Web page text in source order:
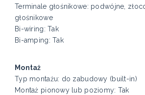
Terminale głośnikowe: podwójne,
głośnikowe
Bi-wiring: Tak
Bi-amping: Tak
Montaż
Typ montażu: do zabudowy (built-in)
Montaż pionowy lub poziomy: Tak